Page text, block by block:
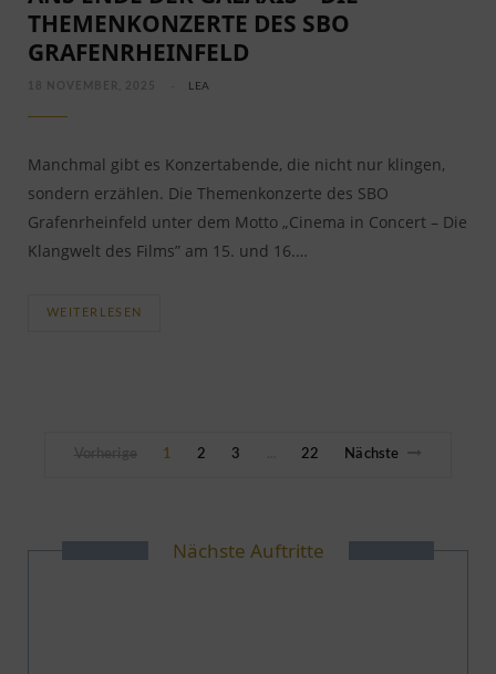
THEMENKONZERTE DES SBO
GRAFENRHEINFELD
LEA
Manchmal gibt es Konzertabende, die nicht nur klingen,
sondern erzählen. Die Themenkonzerte des SBO
Grafenrheinfeld unter dem Motto „Cinema in Concert – Die
Klangwelt des Films” am 15. und 16.…
WEITERLESEN
1 2 3 22 Nächste
Nächste Auftritte